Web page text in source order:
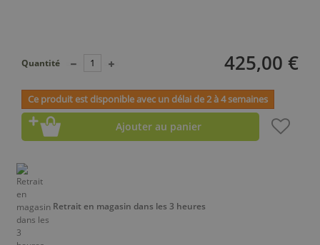
425,00 €
Quantité
Ce produit est disponible avec un délai de 2 à 4 semaines
Ajouter au panier
Retrait en magasin dans les 3 heures